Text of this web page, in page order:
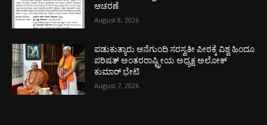
ಆಚರಣೆ
August 8, 2026
ಪಡುಕುತ್ಯಾರು ಆನೆಗುಂದಿ ಸರಸ್ವತೀ ಪೀಠಕ್ಕೆ ವಿಶ್ವ ಹಿಂದೂ
ಪರಿಷತ್ ಅಂತರರಾಷ್ಟ್ರೀಯ ಅಧ್ಯಕ್ಷ ಅಲೋಕ್
ಕುಮಾರ್ ಭೇಟಿ
August 7, 2026